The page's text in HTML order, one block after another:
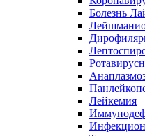
Болезнь
Лейкемия